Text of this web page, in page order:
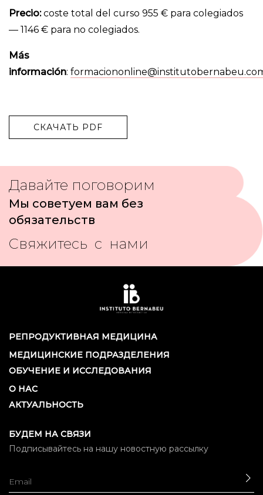
Precio:coste total del curso 955 € para colegiados
— 1146 € para no colegiados.
Más
información:
СКАЧАТЬ PDF
Давайте поговорим
Мы советуем вам без
обязательств
Свяжитесь с нами
РЕПРОДУКТИВНАЯ МЕДИЦИНА
МЕДИЦИНСКИЕ ПОДРАЗДЕЛЕНИЯ
ОБУЧЕНИЕ И ИССЛЕДОВАНИЯ
О НАС
АКТУАЛЬНОСТЬ
БУДЕМ НА СВЯЗИ
Подписывайтесь на нашу новостную рассылку